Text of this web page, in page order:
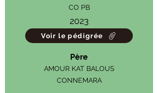
CO PB
2023
Voir le pédigrée
Père
AMOUR KAT BALOUS
CONNEMARA